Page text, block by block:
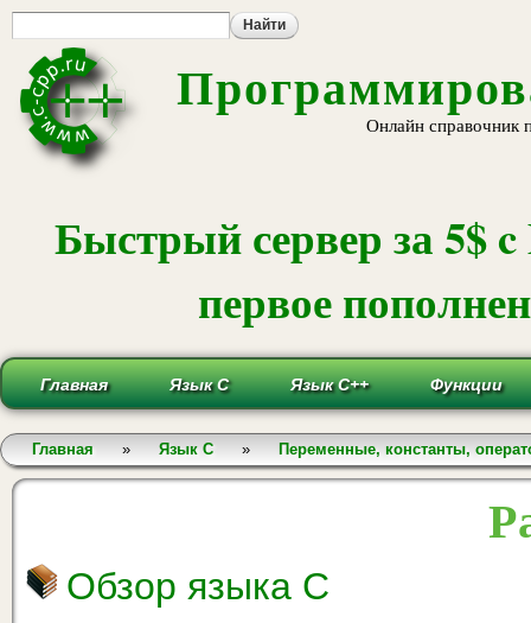
Онлайн справочник
Быстрый сервер за 5$
первое
Главная Язык С Язык С++ Функции
Вы здесь
Главная » Язык С » Переменные, константы,
Обзор языка С